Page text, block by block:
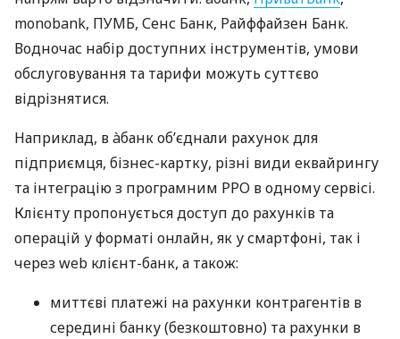
monobank, ПУМБ, Сенс Банк, Райффайзен Банк.
Водночас набір доступних інструментів, умови
обслуговування та тарифи можуть суттєво
відрізнятися.
Наприклад, в àбанк об’єднали рахунок для
підприємця, бізнес-картку, різні види еквайрингу
та інтеграцію з програмним РРО в одному сервісі.
Клієнту пропонується доступ до рахунків та
операцій у форматі онлайн, як у смартфоні, так і
через web клієнт-банк, а також:
миттєві платежі на рахунки контрагентів в
середині банку (безкоштовно) та рахунки в